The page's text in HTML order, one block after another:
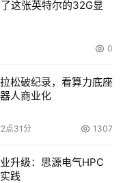
这张英特尔的32G显
0
松破纪录，看算力底座
人商业化
点31分 1307
升级：思源电气HPC
践